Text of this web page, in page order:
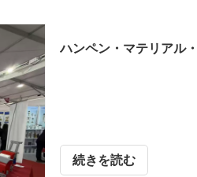
続きを読む